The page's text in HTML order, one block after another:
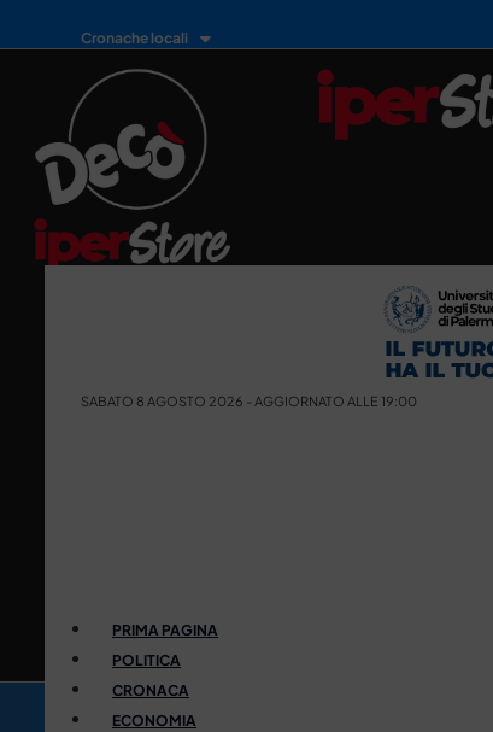
Cronache locali
SABATO 8 AGOSTO 2026 - AGGIORNATO ALLE 19:00
PRIMA PAGINA
POLITICA
CRONACA
ECONOMIA